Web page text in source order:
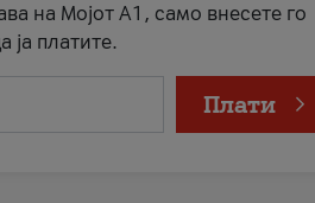
на Мојот А1, само внесете го
ја платите.
Плати